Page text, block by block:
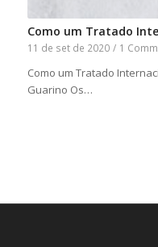
Como um Tratado
11 de set de 2020 / 1
Como um Tratado
Guarino Os…